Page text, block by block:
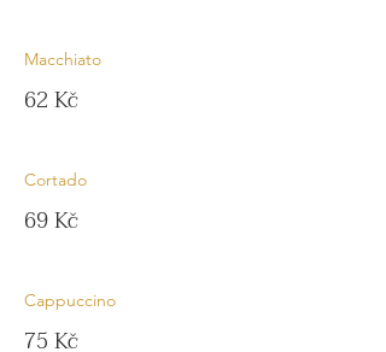
Macchiato
62 Kč
Cortado
69 Kč
Cappuccino
75 Kč